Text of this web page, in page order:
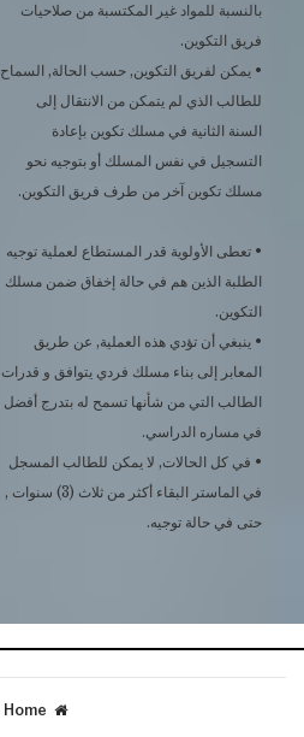
بالنسبة للمواد غير المكتسبة من صلاحيات
فريق التكوين.
• يمكن لفريق التكوين, حسب الحالة, السماح
للطالب الذي لم يتمكن من الانتقال إلى
السنة الثانية في مسلك تكوين بإعادة
التسجيل في نفس المسلك أو بتوجيه نحو
مسلك تكوين آخر من طرف فريق التكوين.
• تعطى الأولوية قدر المستطاع لعملية توجيه
الطلبة الذين هم في حالة إخفاق ضمن مسلك
التكوين.
• ينبغي أن تؤدي هذه العملية, عن طريق
المعابر إلى بناء مسلك فردي يتوافق و قدرات
الطالب التي من شأنها تسمح له بتدرج أفضل
في مساره الدراسي.
• في كل الحالات, لا يمكن للطالب المسجل
في الماستر البقاء أكثر من ثلاث (3) سنوات ,
حتى في حالة توجيه.
Home